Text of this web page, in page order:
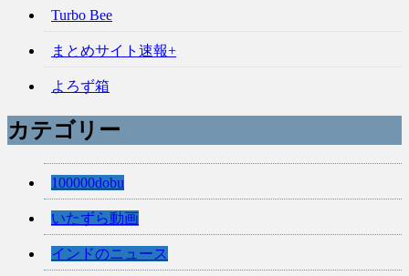
Turbo Bee
まとめサイト速報+
よろず箱
カテゴリー
100000dobu
いたずら動画
インドのニュース